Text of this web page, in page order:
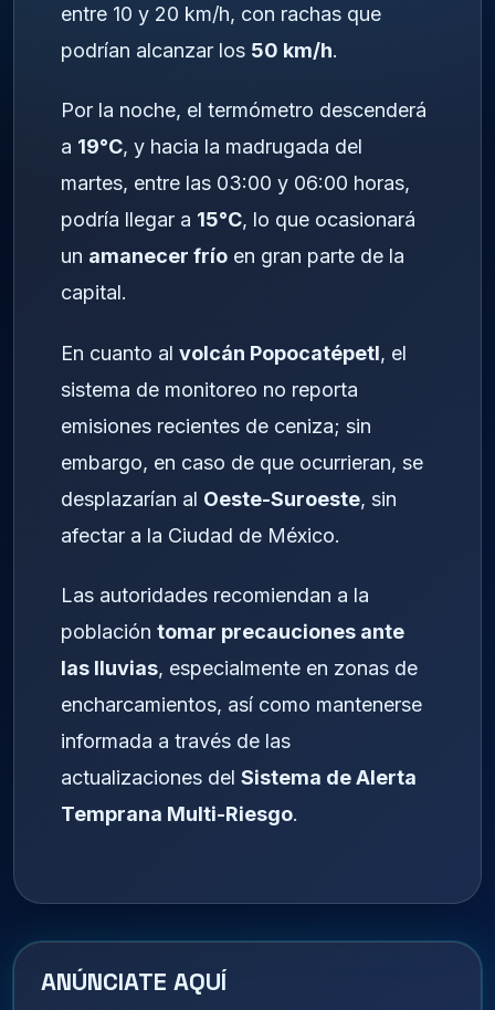
entre 10 y 20 km/h, con rachas que
podrían alcanzar los 50 km/h.
Por la noche, el termómetro descenderá
a 19°C, y hacia la madrugada del
martes, entre las 03:00 y 06:00 horas,
podría llegar a 15°C, lo que ocasionará
un amanecer frío en gran parte de la
capital.
En cuanto al volcán Popocatépetl, el
sistema de monitoreo no reporta
emisiones recientes de ceniza; sin
embargo, en caso de que ocurrieran, se
desplazarían al Oeste-Suroeste, sin
afectar a la Ciudad de México.
Las autoridades recomiendan a la
población tomar precauciones ante
las lluvias, especialmente en zonas de
encharcamientos, así como mantenerse
informada a través de las
actualizaciones del Sistema de Alerta
Temprana Multi-Riesgo.
ANÚNCIATE AQUÍ